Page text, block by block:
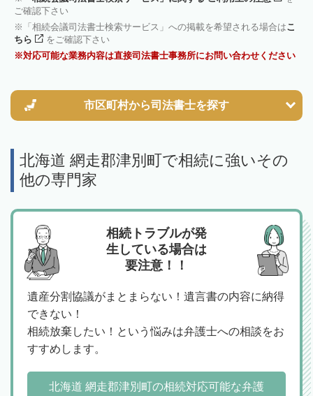
ご確認下さい
「相続会議司法書士検索サービス」への掲載を希望される場合はこ
ちら
をご確認下さい
対応可能な業務内容は直接司法書士事務所にお問い合わせください
市区町村から司法書士を探す
北海道 網走郡津別町で相続に強いその
他の専門家
相続トラブルが発
生している場合は
要注意！！
遺産分割協議がまとまらない！遺言書の内容に納得
できない！
相続放棄したい！という悩みは弁護士への相談をお
すすめします。
北海道 網走郡津別町の相続対応可能な弁護